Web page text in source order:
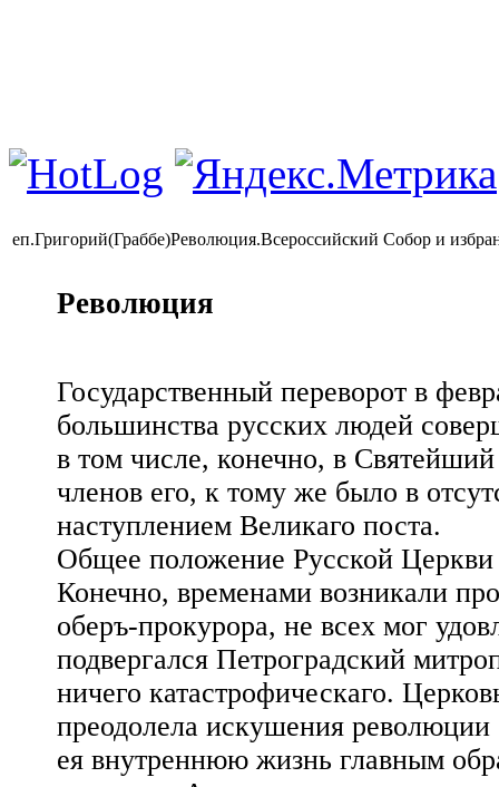
еп.Григорий(Граббе)Революция.Всероссийский Собор и
Революция
Государственный переворот в
большинства русских людей
в том числе, конечно, в
членов его, к тому же было в
наступлением Великаго поста.
Общее положение Русской Церкви
Конечно, временами возникали
оберъ-прокурора, не всех мог
подвергался Петроградский
ничего катастрофическаго.
преодолела искушения революции
ея внутреннюю жизнь главным